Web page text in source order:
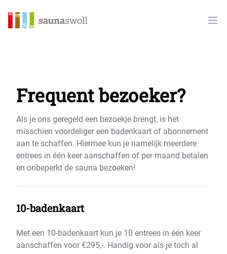
Sauna Swoll
Frequent bezoeker?
Als je ons geregeld een bezoekje brengt, is het
misschien voordeliger een badenkaart of abonnement
aan te schaffen. Hiermee kun je namelijk meerdere
entrees in één keer aanschaffen of per maand betalen
en onbeperkt de sauna bezoeken!
10-badenkaart
Met een 10-badenkaart kun je 10 entrees in één keer
aanschaffen voor €295,-. Handig voor als je toch al